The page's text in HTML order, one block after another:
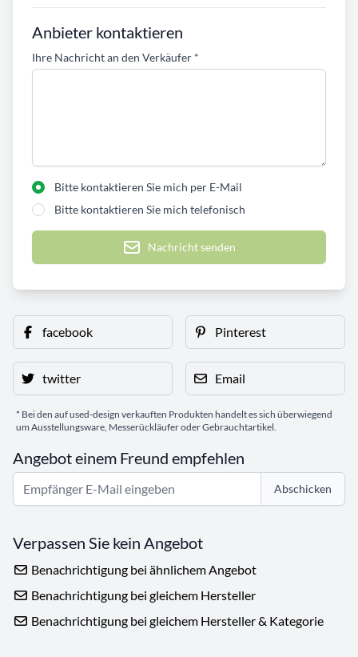
Anbieter kontaktieren
Ihre Nachricht an den Verkäufer *
Bitte kontaktieren Sie mich per E-Mail
Bitte kontaktieren Sie mich telefonisch
Nachricht senden
facebook Pinterest
twitter Email
* Bei den auf used-design verkauften Produkten handelt es sich überwiegend
um Ausstellungsware, Messerückläufer oder Gebrauchtartikel.
Angebot einem Freund empfehlen
Abschicken
Verpassen Sie kein Angebot
Benachrichtigung bei ähnlichem Angebot
Benachrichtigung bei gleichem Hersteller
Benachrichtigung bei gleichem Hersteller & Kategorie